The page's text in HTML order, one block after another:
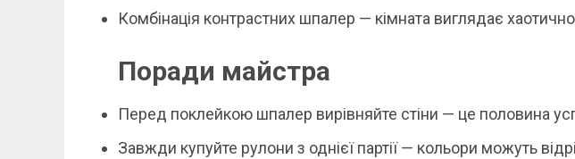
Комбінація контрастних шпалер — кімната виглядає
Поради майстра
Перед поклейкою шпалер вирівняйте стіни — це половина
Завжди купуйте рулони з однієї партії — кольори можуть